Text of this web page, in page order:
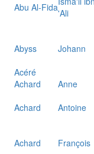
Abu Al-Fida'Ali
Abyss
Johann
Acéré
Achard
Anne
Achard
Antoine
Achard
François